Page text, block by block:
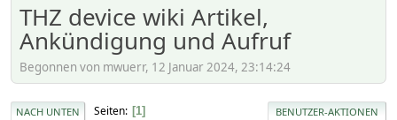
THZ device wiki Artikel,
Ankündigung und Aufruf
Begonnen von mwuerr, 12 Januar 2024, 23:14:24
NACH UNTEN Seiten 1 BENUTZER-AKTIONEN